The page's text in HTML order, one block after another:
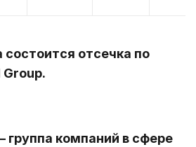
состоится отсечка по
группа компаний в сфере